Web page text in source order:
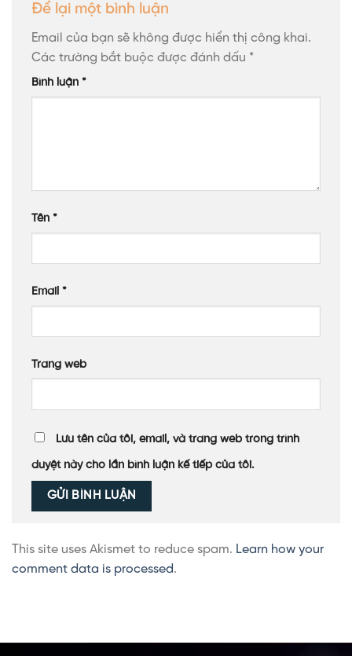
Để lại một bình luận
Email của bạn sẽ không được hiển thị công khai.
Các trường bắt buộc được đánh dấu *
Bình luận *
Tên *
Email *
Trang web
Lưu tên của tôi, email, và trang web trong trình
duyệt này cho lần bình luận kế tiếp của tôi.
This site uses Akismet to reduce spam. Learn how your
comment data is processed.